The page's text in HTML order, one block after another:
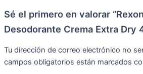
Sé el primero en valorar
Desodorante Crema Extra Dry
Tu dirección de correo electrónico no
campos obligatorios están marcados